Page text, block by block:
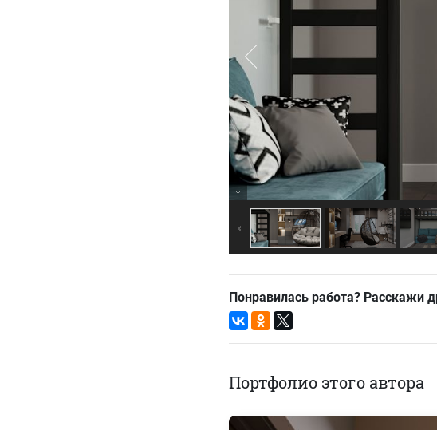
Понравилась работа? Расскажи
Портфолио этого автора